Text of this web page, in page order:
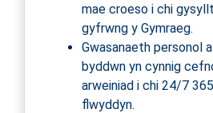
mae croeso i chi
gyfrwng y Gymraeg.
Gwasanaeth personol
byddwn yn cynnig
arweiniad i chi 24/7
flwyddyn.